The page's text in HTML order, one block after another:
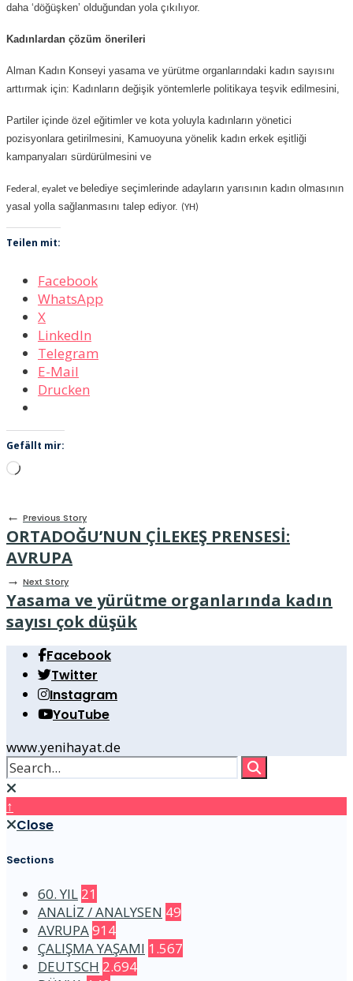
daha ‘döğüşken’ olduğundan yola çıkılıyor.
Kadınlardan çözüm önerileri
Alman Kadın Konseyi yasama ve yürütme organlarındaki kadın sayısını
arttırmak için: Kadınların değişik yöntemlerle politikaya teşvik edilmesini,
Partiler içinde özel eğitimler ve kota yoluyla kadınların yönetici
pozisyonlara getirilmesini, Kamuoyuna yönelik kadın erkek eşitliği
kampanyaları sürdürülmesini ve
Federal, eyalet ve belediye seçimlerinde adayların yarısının kadın olmasının
yasal yolla sağlanmasını talep ediyor. (YH)
Teilen mit:
Facebook
WhatsApp
X
LinkedIn
Telegram
E-Mail
Drucken
Gefällt mir:
Wird
← Previous Story
ORTADOĞU’NUN ÇİLEKEŞ PRENSESİ:
AVRUPA
→ Next Story
Yasama ve yürütme organlarında kadın
sayısı çok düşük
Facebook
Twitter
Instagram
YouTube
www.yenihayat.de
↑
Close
Sections
60. YIL 21
ANALİZ / ANALYSEN 49
AVRUPA914
ÇALIŞMA YAŞAMI 1.567
DEUTSCH 2.694